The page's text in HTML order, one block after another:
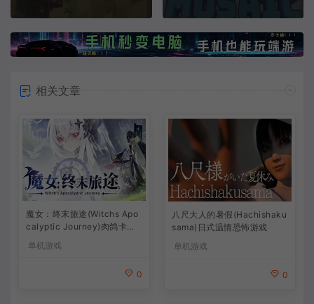
相关文章
魔女：终末旅途(Witchs Apo
calyptic Journey)肉鸽卡牌
策略游戏
单机游戏
0
八尺大人的暑假(Hachishaku
sama)日式温情恐怖游戏
单机游戏
0